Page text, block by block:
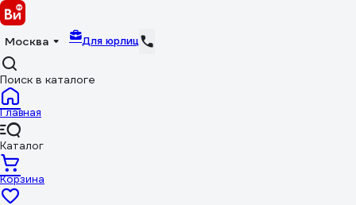
Москва Для юрлиц
Поиск в каталоге
Главная
Каталог
Корзина